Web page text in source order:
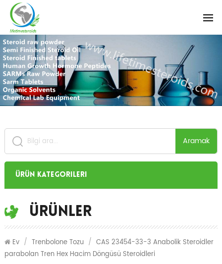
Aramak
Ürün Kategorileri
Ürünler
Ev / Trenbolone Tozu / CAS 23454-33-3 Anabolik Steroidler
parabolan Tren Hex Hacim Döngüsü Steroidleri